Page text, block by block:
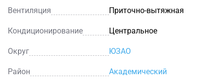
Вентиляция Приточно-вытяжная
Кондиционирование Центральное
Округ ЮЗАО
Район Академический